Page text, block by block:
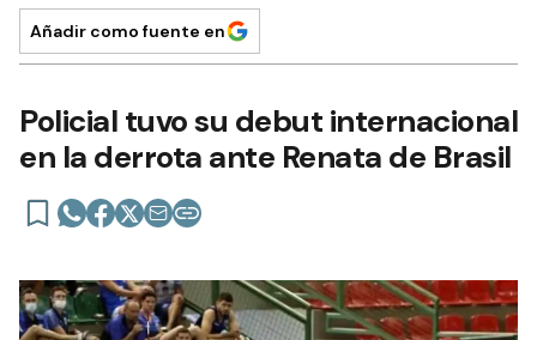
Añadir como fuente en
Policial tuvo su debut internacional
en la derrota ante Renata de Brasil